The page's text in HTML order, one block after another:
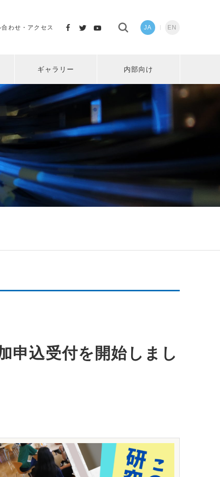
わせ・アクセス JA EN
ギャラリー 内部向け
申込受付を開始しまし